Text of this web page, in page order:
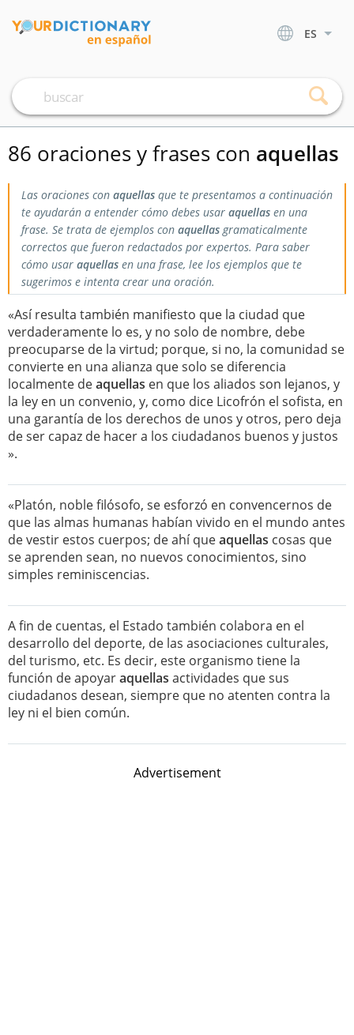
ES
86 oraciones y frases con aquellas
Las oraciones con aquellas que te presentamos a continuación
te ayudarán a entender cómo debes usar aquellas en una
frase. Se trata de ejemplos con aquellasgramaticalmente
correctos que fueron redactados por expertos. Para saber
cómo usar aquellas en una frase, lee los ejemplos que te
sugerimos e intenta crear una oración.
«Así resulta también manifiesto que la ciudad que
verdaderamente lo es, y no solo de nombre, debe
preocuparse de la virtud; porque, si no, la comunidad se
convierte en una alianza que solo se diferencia
localmente deaquellas en que los aliados son lejanos, y
la ley en un convenio, y, como dice Licofrón el sofista, en
una garantía de los derechos de unos y otros, pero deja
de ser capaz de hacer a los ciudadanos buenos y justos
».
«Platón, noble filósofo, se esforzó en convencernos de
que las almas humanas habían vivido en el mundo antes
de vestir estos cuerpos; de ahí queaquellas cosas que
se aprenden sean, no nuevos conocimientos, sino
simples reminiscencias.
A fin de cuentas, el Estado también colabora en el
desarrollo del deporte, de las asociaciones culturales,
del turismo, etc. Es decir, este organismo tiene la
función de apoyaraquellas actividades que sus
ciudadanos desean, siempre que no atenten contra la
ley ni el bien común.
Advertisement